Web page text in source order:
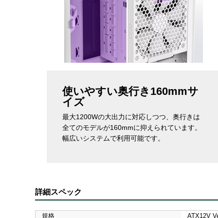
使いやすい奥行き160mmサ
イズ
最大1200Wの大出力に対応しつつ、奥行きは
全てのモデルが160mmに抑えられています。
幅広いシステムで利用可能です。
詳細スペック
規格 ATX12V